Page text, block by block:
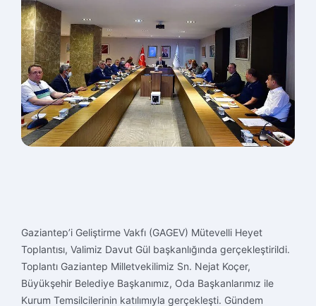
Gaziantep’i Geliştirme Vakfı (GAGEV) Mütevelli Heyet
Toplantısı, Valimiz Davut Gül başkanlığında gerçekleştirildi.
Toplantı Gaziantep Milletvekilimiz Sn. Nejat Koçer,
Büyükşehir Belediye Başkanımız, Oda Başkanlarımız ile
Kurum Temsilcilerinin katılımıyla gerçekleşti. Gündem